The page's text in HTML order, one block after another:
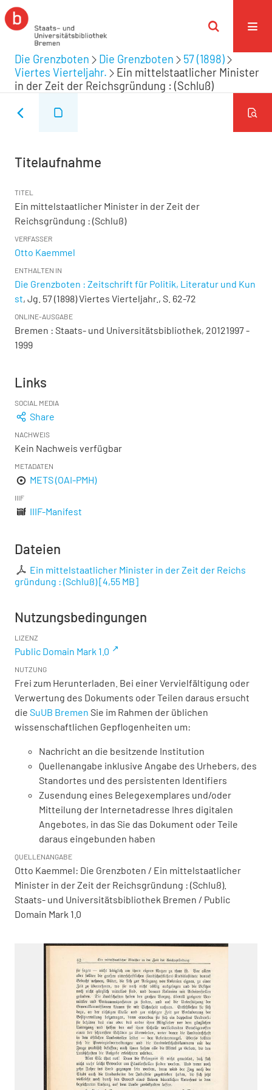
Die Grenzboten Die Grenzboten
57 (1898)
Viertes Vierteljahr.
Ein mittelstaatlicher Minister
in der Zeit der Reichsgründung : (Schluß)
Titelaufnahme
TITEL
Ein mittelstaatlicher Minister in der Zeit der
Reichsgründung : (Schluß)
VERFASSER
Otto Kaemmel
ENTHALTEN IN
Die Grenzboten : Zeitschrift für Politik, Literatur und Kun
st, Jg. 57 (1898) Viertes Vierteljahr., S. 62-72
ONLINE-AUSGABE
Bremen : Staats- und Universitätsbibliothek, 20121997 -
1999
Links
SOCIAL MEDIA
Share
NACHWEIS
Kein Nachweis verfügbar
METADATEN
METS (OAI-PMH)
IIIF
IIIF-Manifest
Dateien
Ein mittelstaatlicher Minister in der Zeit der Reichs
gründung : (Schluß)[4,55 MB]
Nutzungsbedingungen
LIZENZ
Public Domain Mark 1.0
NUTZUNG
Frei zum Herunterladen. Bei einer Vervielfältigung oder
Verwertung des Dokuments oder Teilen daraus ersucht
die SuUB Bremen Sie im Rahmen der üblichen
wissenschaftlichen Gepflogenheiten um:
Nachricht an die besitzende Institution
Quellenangabe inklusive Angabe des Urhebers, des
Standortes und des persistenten Identifiers
Zusendung eines Belegexemplares und/oder
Mitteilung der Internetadresse Ihres digitalen
Angebotes, in das Sie das Dokument oder Teile
daraus eingebunden haben
QUELLENANGABE
Otto Kaemmel: Die Grenzboten / Ein mittelstaatlicher
Minister in der Zeit der Reichsgründung : (Schluß).
Staats- und Universitätsbibliothek Bremen / Public
Domain Mark 1.0